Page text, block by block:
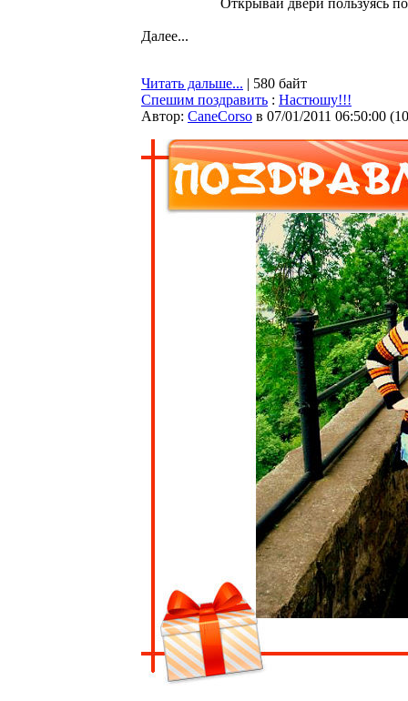
Открывай двери пользуясь
Далее...
Читать дальше... | 580 байт
Спешим поздравить : Настюшу!!!
Автор: CaneCorso в 07/01/2011 06:50:00 (